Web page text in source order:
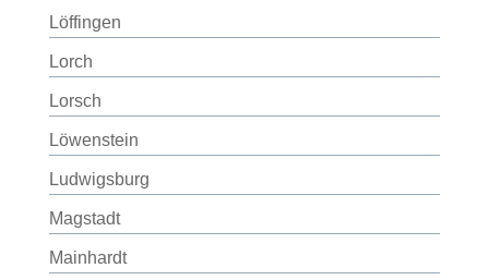
Löffingen
Lorch
Lorsch
Löwenstein
Ludwigsburg
Magstadt
Mainhardt